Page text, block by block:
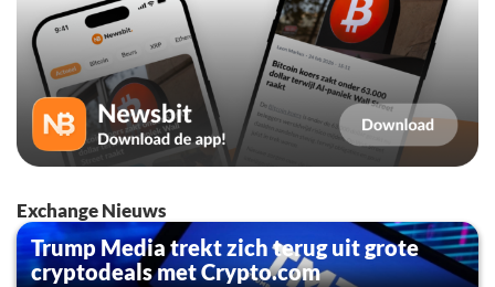
Exchange Nieuws
Trump Media trekt zich terug uit grote
cryptodeals met Crypto.com